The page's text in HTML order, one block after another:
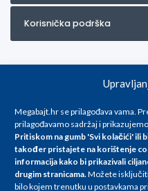
Megabajt.hr se prilagođava vama.
prilagođavamo sadržaj i
Pritiskom na gumb 'Svi kolačići' ili
također pristajete na korištenje
informacija kako bi prikazivali
drugim stranicama.Možete
bilo kojem trenutku u postavkama
Korisnička podrška
Za artikle kojih trenutno nema u
info@megabajt.hr. Sve cijene su
promjenama, a
iskazane su za avansno